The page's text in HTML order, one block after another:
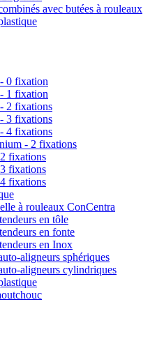
avec butées à rouleaux
0 fixation
1 fixation
2 fixations
3 fixations
4 fixations
- 2 fixations
fixations
fixations
fixations
à rouleaux ConCentra
en tôle
en fonte
en Inox
aligneurs sphériques
aligneurs cylindriques